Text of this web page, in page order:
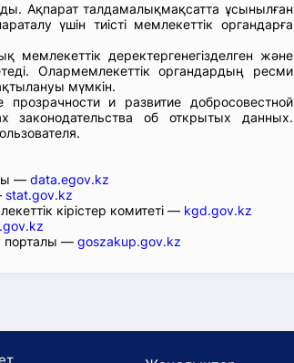
Ақпарат талдамалықмақсатта ұсынылған
үшін тиісті мемлекеттік органдарға
мемлекеттік деректергенегізделген және
Олармемлекеттік органдардың ресми
мүмкін.
и развитие добросовестной
законодательства об открытых данных.
— data.egov.kz
stat.gov.kz
кірістер комитеті — kgd.gov.kz
порталы — goszakup.gov.kz